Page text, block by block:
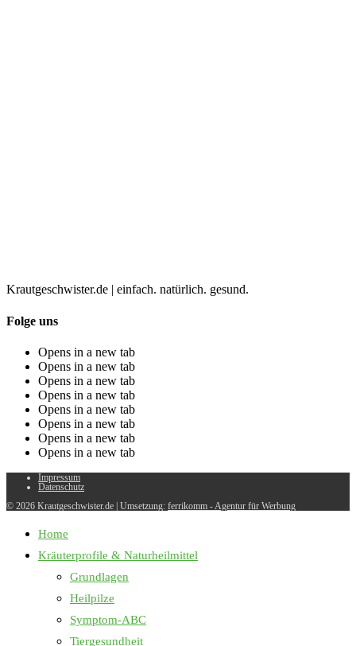
Krautgeschwister.de | einfach. natürlich. gesund.
Folge uns
Opens in a new tab
Opens in a new tab
Opens in a new tab
Opens in a new tab
Opens in a new tab
Opens in a new tab
Opens in a new tab
Opens in a new tab
Impressum
Datenschutz
© 2026 Krautgeschwister.de Umsetzung: ferrikomm - Agentur für Werbung
Home
Kräuterprofile & Naturheilmittel
Grundlagen
Heilpilze
Symptom-ABC
Tiergesundheit